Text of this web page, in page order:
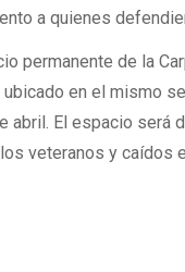
a quienes
permanente de la
en el mismo
abril. El espacio será
veteranos y caídos